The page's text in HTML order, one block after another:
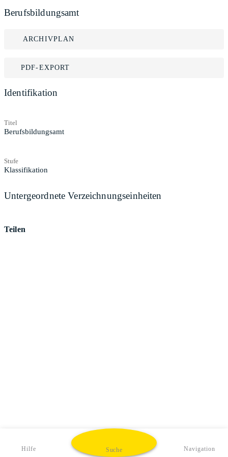
Berufsbildungsamt
ARCHIVPLAN
PDF-EXPORT
Identifikation
Titel
Berufsbildungsamt
Stufe
Klassifikation
Untergeordnete Verzeichnungseinheiten
Teilen
Hilfe Suche Navigation